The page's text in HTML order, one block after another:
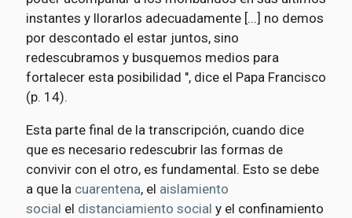
instantes y llorarlos adecuadamente [...] no demos
por descontado el estar juntos, sino
redescubramos y busquemos medios para
fortalecer esta posibilidad ", dice el Papa Francisco
(p. 14).
Esta parte final de la transcripción, cuando dice
que es necesario redescubrir las formas de
convivir con el otro, es fundamental. Esto se debe
a que la cuarentena, el aislamiento
social el distanciamiento social y el confinamiento